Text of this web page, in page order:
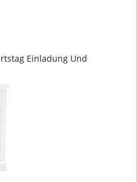
Einladung Und